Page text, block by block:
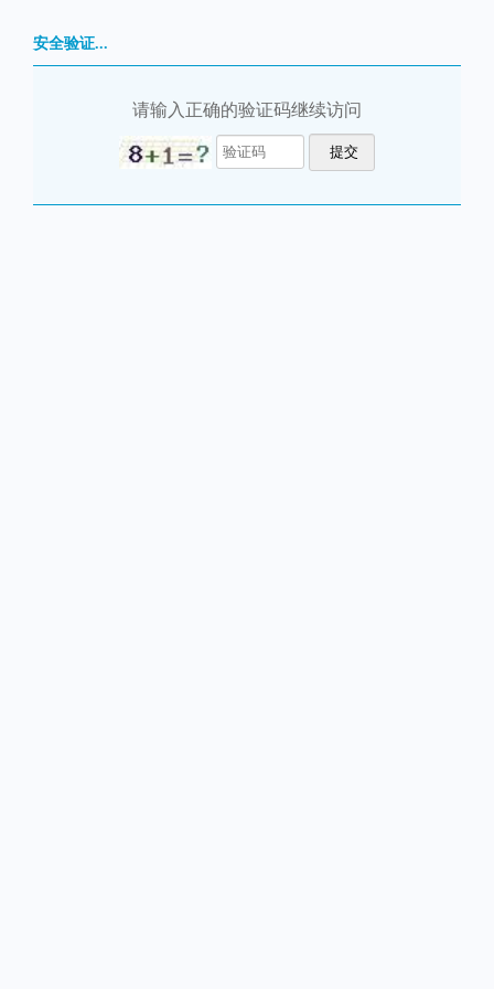
安全验证...
请输入正确的验证码继续访问